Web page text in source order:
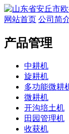
网站首页 公司简
产品管理
中耕机
旋耕机
多功能微耕
微耕机
开沟培土机
田园管理机
收获机